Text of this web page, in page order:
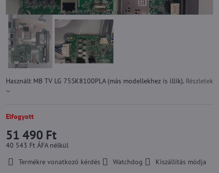
Használt MB TV LG 75SK8100PLA (más modellekhez is illik). Részletek
Elfogyott
51 490 Ft
40 543 Ft ÁFA nélkül
Termékre vonatkozó kérdés
Watchdog
Kiszállítás módja